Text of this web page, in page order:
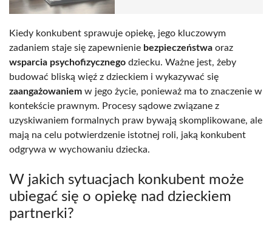
Kiedy konkubent sprawuje opiekę, jego kluczowym
zadaniem staje się zapewnienie bezpieczeństwa oraz
wsparcia psychofizycznego dziecku. Ważne jest, żeby
budować bliską więź z dzieckiem i wykazywać się
zaangażowaniem w jego życie, ponieważ ma to znaczenie w
kontekście prawnym. Procesy sądowe związane z
uzyskiwaniem formalnych praw bywają skomplikowane, ale
mają na celu potwierdzenie istotnej roli, jaką konkubent
odgrywa w wychowaniu dziecka.
W jakich sytuacjach konkubent może
ubiegać się o opiekę nad dzieckiem
partnerki?